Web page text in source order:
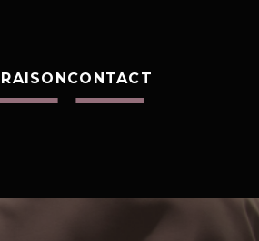
CONTACT